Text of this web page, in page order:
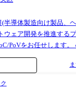
半導体製造向け製品、
ウェア開発を推進する
せします。 ●具体的にお任せする
の課題を正しく知り
い製品に向けた試作開
、改良設計 ・当社製
ソリューションシステ